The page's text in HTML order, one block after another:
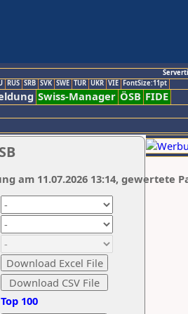
RUS SRB SVK SWE TUR UKR VIE FontSize:11pt
Swiss-Manager ÖSB FIDE
Top 100
am 11.07.2026 13:14, gewertete